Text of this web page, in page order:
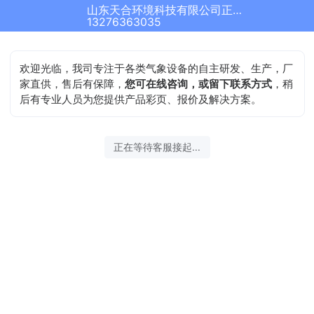
山东天合环境科技有限公司正在为您服务
13276363035
欢迎光临，我司专注于各类气象设备的自主研发、生产，厂
家直供，售后有保障，您可在线咨询，或留下联系方式 ，稍
后有专业人员为您提供产品彩页、报价及解决方案。
正在等待客服接起...